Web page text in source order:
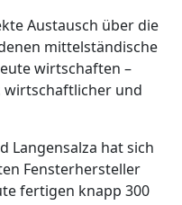
Austausch über die
mittelständische
wirtschaften –
wirtschaftlicher und
Langensalza hat sich
Fensterhersteller
fertigen knapp 300